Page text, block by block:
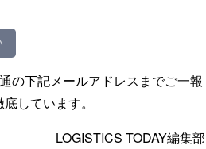
の下記メールアドレスまでご一報
しています。
LOGISTICS TODAY編集部